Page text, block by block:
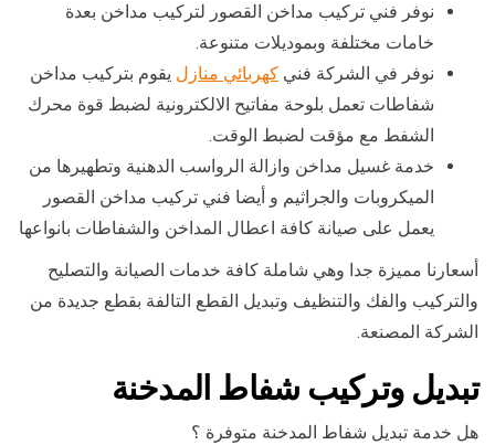
نوفر فني تركيب مداخن القصور لتركيب مداخن بعدة
خامات مختلفة وبموديلات متنوعة.
نوفر في الشركة فني كهربائي منازل يقوم بتركيب مداخن
شفاطات تعمل بلوحة مفاتيح الالكترونية لضبط قوة محرك
الشفط مع مؤقت لضبط الوقت.
خدمة غسيل مداخن وازالة الرواسب الدهنية وتطهيرها من
الميكروبات والجراثيم و أيضا فني تركيب مداخن القصور
يعمل على صيانة كافة اعطال المداخن والشفاطات بانواعها
أسعارنا مميزة جدا وهي شاملة كافة خدمات الصيانة والتصليح
والتركيب والفك والتنظيف وتبديل القطع التالفة بقطع جديدة من
الشركة المصنعة.
تبديل وتركيب شفاط المدخنة
هل خدمة تبديل شفاط المدخنة متوفرة ؟